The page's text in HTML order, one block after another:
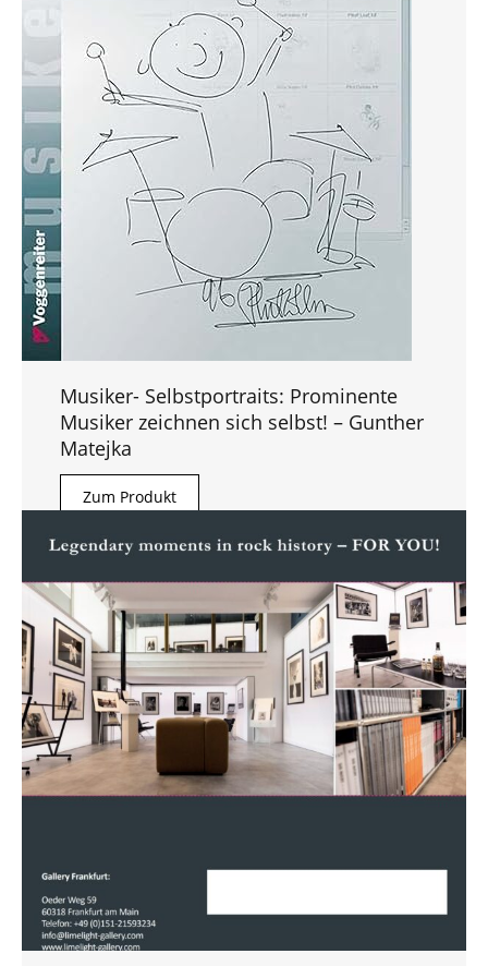
Musiker- Selbstportraits: Prominente
Musiker zeichnen sich selbst! – Gunther
Matejka
Zum Produkt